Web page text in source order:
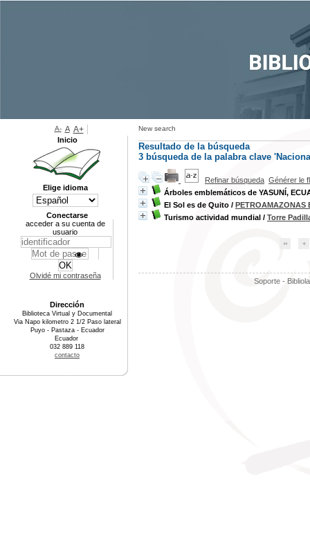
New search
Resultado de la búsqueda
3 búsqueda de la palabra clave
Refinar búsqueda Générer le
Árboles emblemáticos de YASUNÍ,
El Sol es de Quito / PETROAMAZONAS
Turismo actividad mundial / Torre
Soporte -
A- A A+
Inicio
Elige idioma
Conectarse
acceder a su cuenta de
usuario
Olvidé mi contraseña
Dirección
Biblioteca Virtual y Documental
Via Napo kilometro 2 1/2 Paso lateral
Puyo - Pastaza - Ecuador
Ecuador
032 889 118
contacto